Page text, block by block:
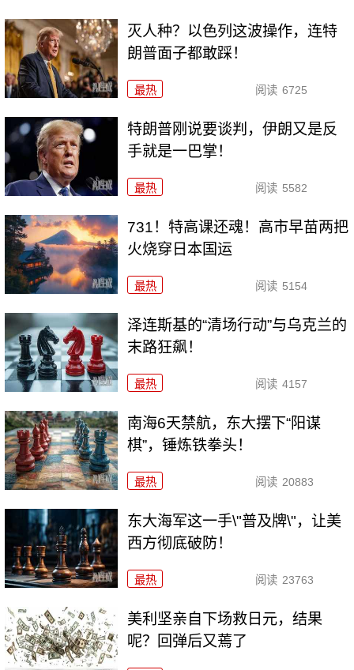
灭人种？以色列这波操作，连特
朗普面子都敢踩！
最热 阅读 6725
特朗普刚说要谈判，伊朗又是反
手就是一巴掌！
最热 阅读 5582
731！特高课还魂！高市早苗两把
火烧穿日本国运
最热 阅读 5154
泽连斯基的“清场行动”与乌克兰的
末路狂飙！
最热 阅读 4157
南海6天禁航，东大摆下“阳谋
棋”，锤炼铁拳头！
最热 阅读 20883
东大海军这一手\"普及牌\"，让美
西方彻底破防！
最热 阅读 23763
美利坚亲自下场救日元，结果
呢？回弹后又蔫了